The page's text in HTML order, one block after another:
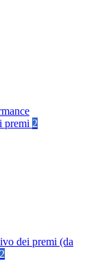
premi 2
dei premi (da
2